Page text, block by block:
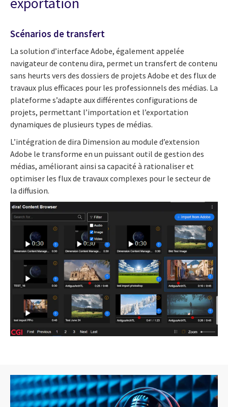
Scénarios de transfert
La solution d’interface Adobe, également appelée
navigateur de contenu dira, permet un transfert de contenu
sans heurts vers des dossiers de projets Adobe et des flux de
travaux plus efficaces pour les professionnels des médias. La
plateforme s’adapte aux différentes configurations de
projets, permettant l’importation et l’exportation
dynamiques de plusieurs types de médias.
L’intégration de dira Dimension au module d’extension
Adobe le transforme en un puissant outil de gestion des
médias, améliorant ainsi sa capacité à rationaliser et
optimiser les flux de travaux complexes pour le secteur de
la diffusion.